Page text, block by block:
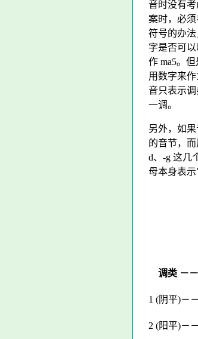
音时没有
案时，必
符号的办
字是否可以
作 ma5。
用数字来
音只表示
一调。
另外，如
的音节，
d、-g 这几
母本身表示
调类 －
1 (阴平)－
2 (阳平)－